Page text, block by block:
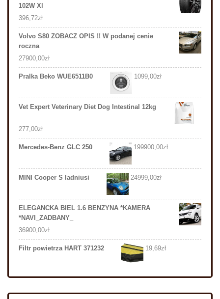
102W Xl
396,72zł
Volvo S80 ZOBACZ OPIS !! W podanej cenie
roczna
27900,00zł
Pralka Beko WUE6511B0 1099,00zł
Vet Expert Veterinary Diet Dog Intestinal 12kg
277,00zł
Mercedes-Benz GLC 250 199900,00zł
MINI Cooper S ladniusi 24999,00zł
ELEGANCKA BIEL 1.6 BENZYNA *KAMERA
*NAVI_ZADBANY_
36900,00zł
Filtr powietrza HART 371232 19,69zł